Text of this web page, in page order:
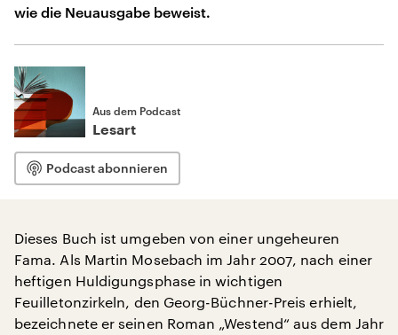
wie die Neuausgabe beweist.
Aus dem Podcast
Lesart
Podcast abonnieren
Dieses Buch ist umgeben von einer ungeheuren
Fama. Als Martin Mosebach im Jahr 2007, nach einer
heftigen Huldigungsphase in wichtigen
Feuilletonzirkeln, den Georg-Büchner-Preis erhielt,
bezeichnete er seinen Roman „Westend“ aus dem Jahr